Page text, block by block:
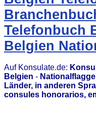
Telefonbuch
Belgien
Auf Konsulate.de:
Belgien -
Länder, in anderen
consules honorarios,